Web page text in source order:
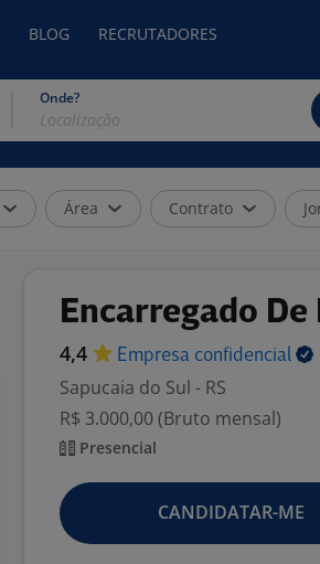
BLOG RECRUTADORES
Onde?
Área Contrato
Encarregado
4,4 Empresa confidencial
Sapucaia do Sul - RS
R$ 3.000,00 (Bruto mensal)
Presencial
CANDIDATAR-ME